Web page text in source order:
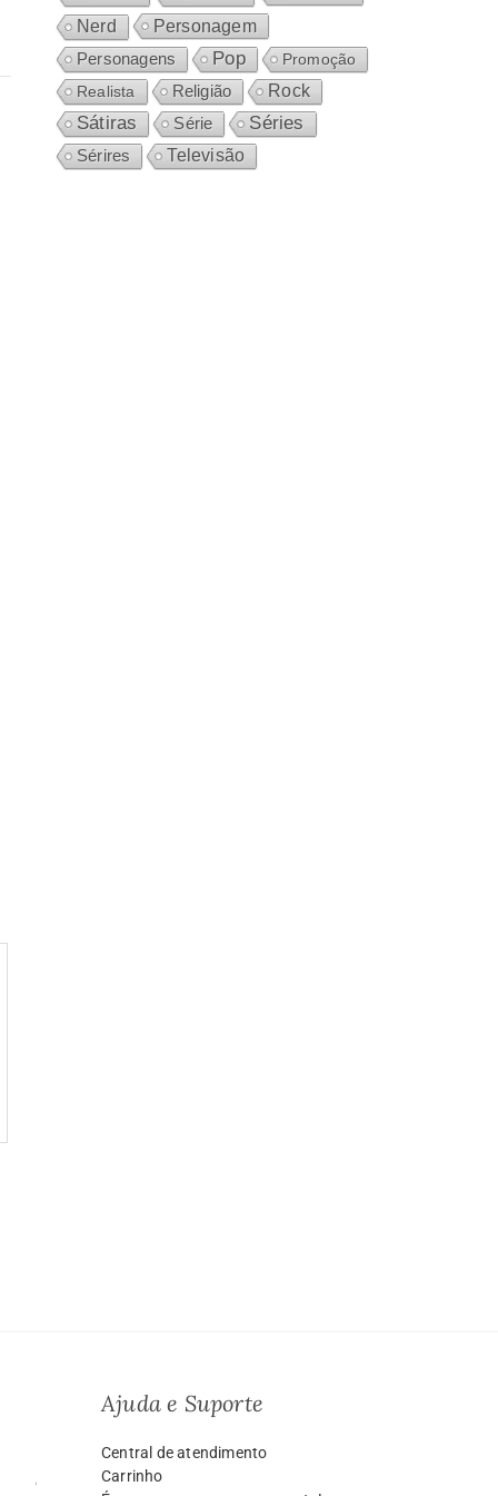
Nerd Personagem
Personagens Pop
Promoção
Realista
Religião Rock
Sátiras Série Séries
Sérires Televisão
Ajuda e Suporte
Central de atendimento
Carrinho